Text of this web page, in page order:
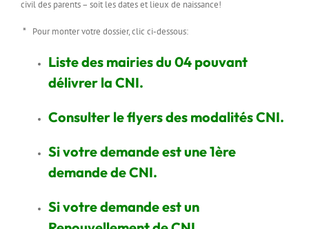
civil des parents – soit les dates et lieux de naissance!
* Pour monter votre dossier, clic ci-dessous:
Liste des mairies du 04 pouvant
délivrer la CNI.
Consulter le flyers des modalités CNI.
Si votre demande est une 1ère
demande de CNI.
Si votre demande est un